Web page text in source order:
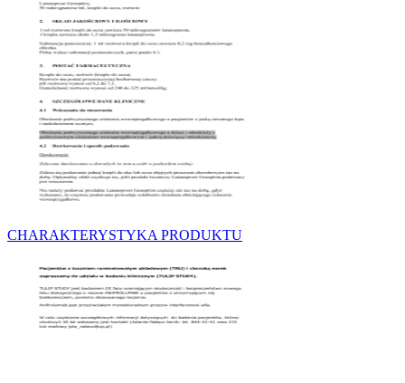
CHARAKTERYSTYKA PRODUKTU